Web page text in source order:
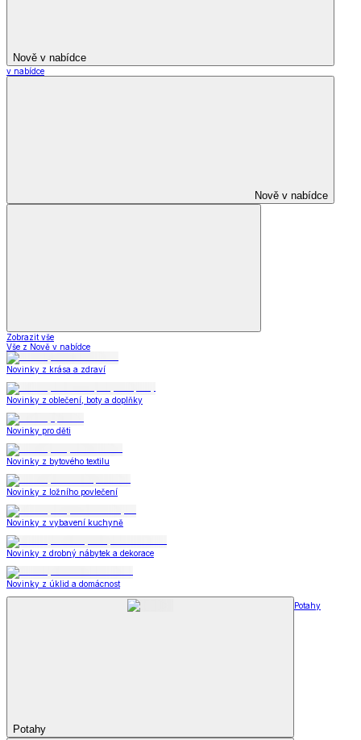
Nově v nabídce
v nabídce
Nově v nabídce
Zobrazit vše
Vše z Nově v nabídce
Novinky z krása a zdraví
Novinky z oblečení, boty a doplňky
Novinky pro děti
Novinky z bytového textilu
Novinky z ložního povlečení
Novinky z vybavení kuchyně
Novinky z drobný nábytek a dekorace
Novinky z úklid a domácnost
Potahy
Potahy